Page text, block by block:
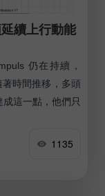
續上行動能
仍在持續，
時間推移，多頭
這一點，他們只
1135